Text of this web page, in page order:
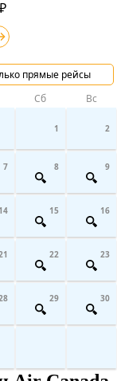
прямые рейсы
Сб Вс
1 2
7 8 9
14 15 16
22 23
29 30